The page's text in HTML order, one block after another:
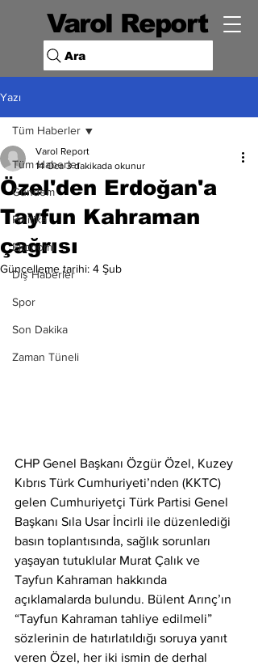
Varol Report
Ara
Yazı
Tüm Haberler
Gündem
Politika
Ekonomi
Dış Haberler
Spor
Son Dakika
Zaman Tüneli
Tüm Haberler
Özel'den Erdoğan'a
Tayfun Kahraman
çağrısı
Varol Report
14 Oca 3 dakikada okunur
Güncelleme tarihi: 4 Şub
CHP Genel Başkanı Özgür Özel, Kuzey
Kıbrıs Türk Cumhuriyeti’nden (KKTC)
gelen Cumhuriyetçi Türk Partisi Genel
Başkanı Sıla Usar İncirli ile düzenlediği
basın toplantısında, sağlık sorunları
yaşayan tutuklular Murat Çalık ve
Tayfun Kahraman hakkında
açıklamalarda bulundu. Bülent Arınç’ın
“Tayfun Kahraman tahliye edilmeli”
sözlerinin de hatırlatıldığı soruya yanıt
veren Özel, her iki ismin de derhal